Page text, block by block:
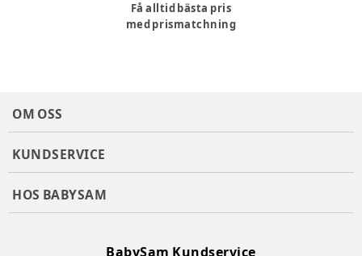
Få alltid bästa pris
med prismatchning
OM OSS
KUNDSERVICE
HOS BABYSAM
BabySam Kundservice